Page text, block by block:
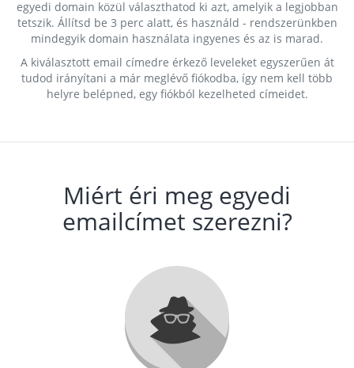
egyedi domain közül választhatod ki azt, amelyik a legjobban
tetszik. Állítsd be 3 perc alatt, és használd - rendszerünkben
mindegyik domain használata ingyenes és az is marad.
A kiválasztott email címedre érkező leveleket egyszerűen át
tudod irányítani a már meglévő fiókodba, így nem kell több
helyre belépned, egy fiókból kezelheted címeidet.
Miért éri meg egyedi
emailcímet szerezni?